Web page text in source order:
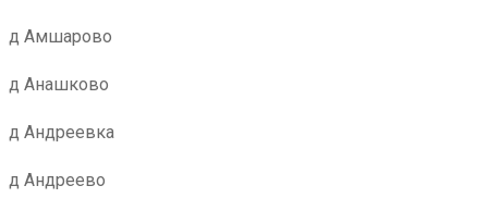
д Амшарово
д Анашково
д Андреевка
д Андреево